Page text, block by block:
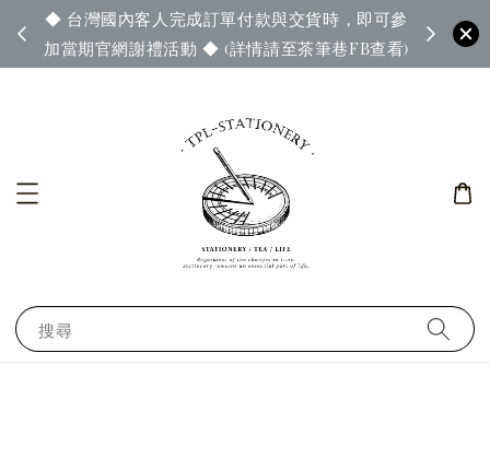
◆ 台灣國內客人完成訂單付款與交貨時，即可參
加當期官網謝禮活動 ◆ (詳情請至茶筆巷FB查看)
◆ 官
搜尋